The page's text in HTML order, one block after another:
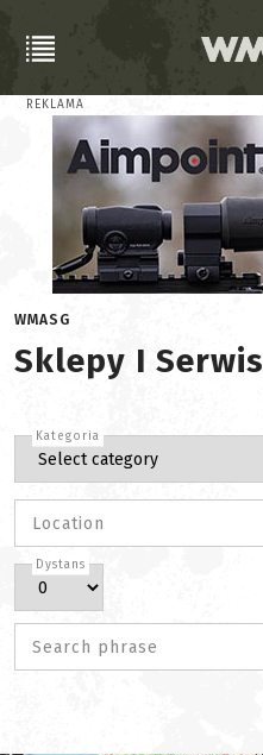
REKLAMA
WMASG
Sklepy I Serwis
Kategoria
Location
Dystans
Search phrase